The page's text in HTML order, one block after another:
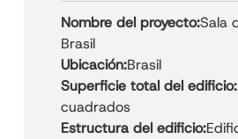
Nombre del proyecto:Sala
Brasil
Ubicación:Brasil
Superficie total del edificio:
cuadrados
Estructura del edificio: